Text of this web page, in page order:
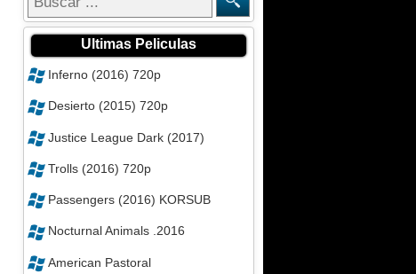
Ultimas Peliculas
Inferno (2016) 720p
Desierto (2015) 720p
Justice League Dark (2017)
Trolls (2016) 720p
Passengers (2016) KORSUB
Nocturnal Animals .2016
American Pastoral